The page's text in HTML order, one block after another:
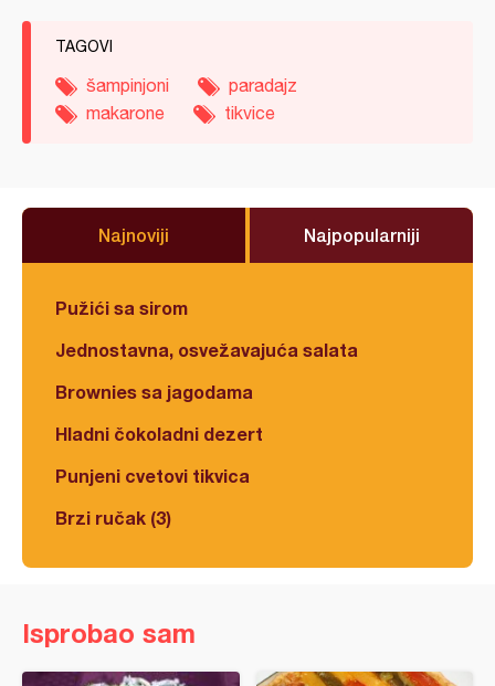
TAGOVI
šampinjoni
paradajz
makarone
tikvice
Najnoviji Najpopularniji
Pužići sa sirom
Jednostavna, osvežavajuća salata
Brownies sa jagodama
Hladni čokoladni dezert
Punjeni cvetovi tikvica
Brzi ručak (3)
Isprobao sam